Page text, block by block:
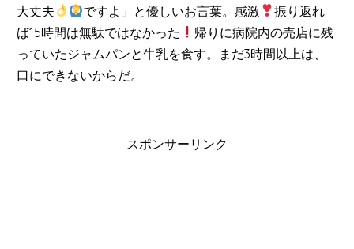
大丈夫 ですよ」と優しいお言葉。感激
振り返れ
ば15時間は無駄ではなかった
帰りに病院内の売店に残
っていたジャムパンと牛乳を食す。まだ3時間以上は、
口にできないからだ。
スポンサーリンク